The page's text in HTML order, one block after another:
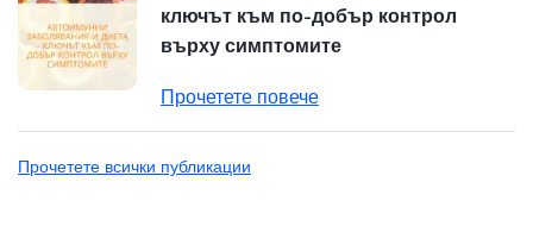
ключът към по-добър контрол
върху симптомите
Прочетете повече
Прочетете всички публикации